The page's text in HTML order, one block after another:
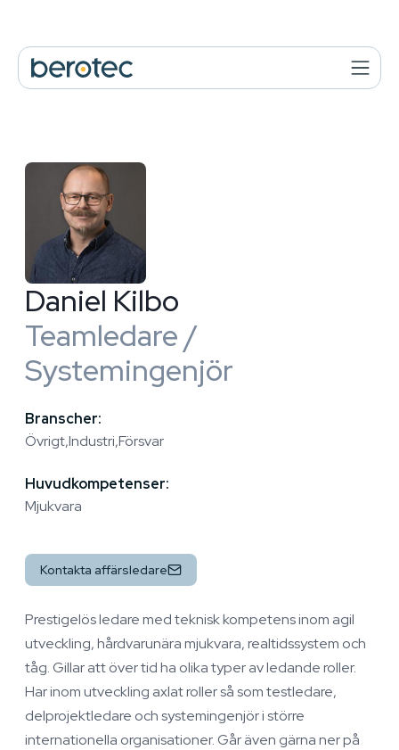
Daniel Kilbo
Teamledare /
Systemingenjör
Branscher:
ÖvrigtIndustriFörsvar
Huvudkompetenser:
Mjukvara
Kontakta affärsledare
Prestigelös ledare med teknisk kompetens inom agil
utveckling, hårdvarunära mjukvara, realtidssystem och
tåg. Gillar att över tid ha olika typer av ledande roller.
Har inom utveckling axlat roller så som testledare,
delprojektledare och systemingenjör i större
internationella organisationer. Går även gärna ner på